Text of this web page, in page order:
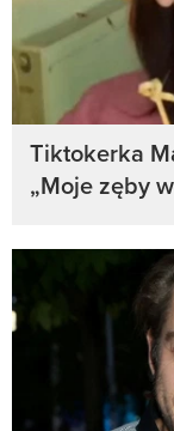
Tiktokerka
„Moje zęby